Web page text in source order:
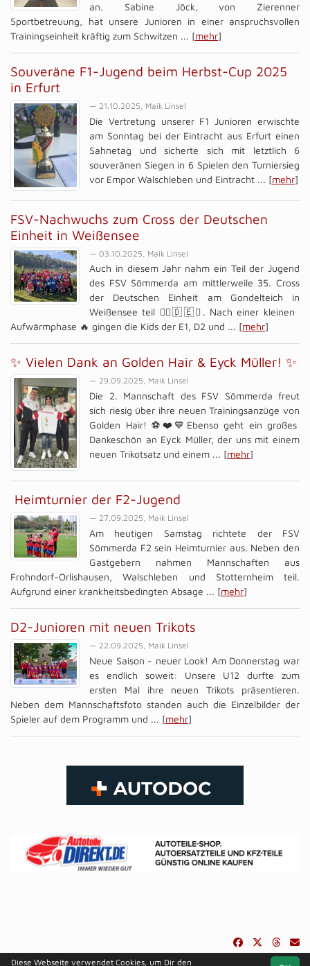
an. Sabine Jöck, von Zierenner
Sportbetreuung, hat unsere Junioren in einer anspruchsvollen
Trainingseinheit kräftig zum Schwitzen ... [mehr]
Souveräne F1-Jugend beim Herbst-Cup 2025
in Erfurt
— 21.10.2025, Maik Linsel
Die Vertretung unserer F1 Junioren erwischte
am Sonntag bei der Eintracht aus Erfurt einen
Sahnetag und sicherte sich mit letztlich 6
souveränen Siegen in 6 Spielen den Turniersieg
vor Empor Walschleben und Eintracht ... [mehr]
FSV-Nachwuchs zum Cross der Deutschen
Einheit in Weißensee
— 03.10.2025, Maik Linsel
Auch in diesem Jahr nahm ein Teil der Jugend
des FSV Sömmerda am mittlerweile 35. Cross
der Deutschen Einheit am Gondelteich in
Weißensee teil 🏃‍♂️🇩🇪✨. Nach einer kleinen
Aufwärmphase 🔥 gingen die Kids der E1, D2 und ... [mehr]
✨ Vielen Dank an Golden Hair & Eyck Müller! ✨
— 29.09.2025, Maik Linsel
Die 2. Mannschaft des FSV Sömmerda freut
sich riesig über ihre neuen Trainingsanzüge von
Golden Hair! ⚽❤️💙Ebenso geht ein großes
Dankeschön an Eyck Müller, der uns mit einem
neuen Trikotsatz und einem ... [mehr]
Heimturnier der F2-Jugend
— 27.09.2025, Maik Linsel
Am heutigen Samstag richtete der FSV
Sömmerda F2 sein Heimturnier aus. Neben den
Gastgebern nahmen Mannschaften aus
Frohndorf-Orlishausen, Walschleben und Stotternheim teil.
Aufgrund einer krankheitsbedingten Absage ... [mehr]
D2-Junioren mit neuen Trikots
— 22.09.2025, Maik Linsel
Neue Saison - neuer Look! Am Donnerstag war
es endlich soweit: Unsere U12 durfte zum
ersten Mal ihre neuen Trikots präsentieren.
Neben dem Mannschaftsfoto standen auch die Einzelbilder der
Spieler auf dem Programm und ... [mehr]
Diese Webseite verwendet Cookies, um Dir den